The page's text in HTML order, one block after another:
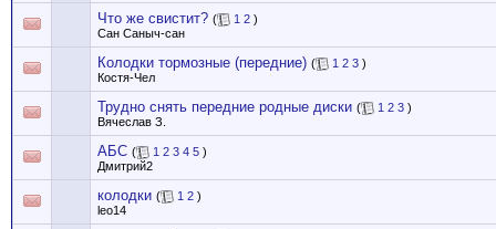
Что же свистит? ( 1 2 )
Сан Саныч-сан
Колодки тормозные (передние) ( 1 2 3 )
Костя-Чел
Трудно снять передние родные диски ( 1 2 3 )
Вячеслав З.
АБС ( 1 2 3 4 5 )
Дмитрий2
колодки ( 1 2 )
leo14